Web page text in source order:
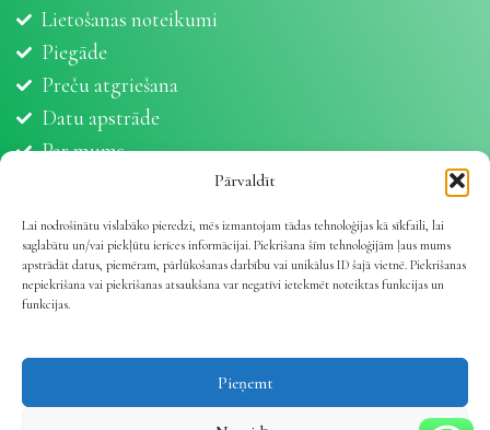
Pārvaldīt
Lai nodrošinātu vislabāko pieredzi, mēs izmantojam tādas tehnoloģijas kā sīkfaili, lai
saglabātu un/vai piekļūtu ierīces informācijai. Piekrišana šīm tehnoloģijām ļaus mums
apstrādāt datus, piemēram, pārlūkošanas darbību vai unikālus ID šajā vietnē. Piekrišanas
nepiekrišana vai piekrišanas atsaukšana var negatīvi ietekmēt noteiktas funkcijas un
funkcijas.
Pieņemt
Lietošanas noteikumi
Piegāde
Preču atgriešana
Datu apstrāde
Par mums
Sīkdatnes